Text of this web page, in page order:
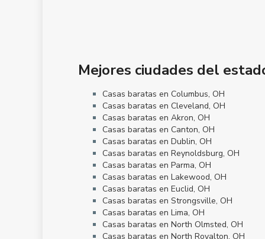
Mejores ciudades del
Casas baratas en Columbus, OH
Casas baratas en Cleveland, OH
Casas baratas en Akron, OH
Casas baratas en Canton, OH
Casas baratas en Dublin, OH
Casas baratas en Reynoldsburg, OH
Casas baratas en Parma, OH
Casas baratas en Lakewood, OH
Casas baratas en Euclid, OH
Casas baratas en Strongsville, OH
Casas baratas en Lima, OH
Casas baratas en North Olmsted, OH
Casas baratas en North Royalton, OH